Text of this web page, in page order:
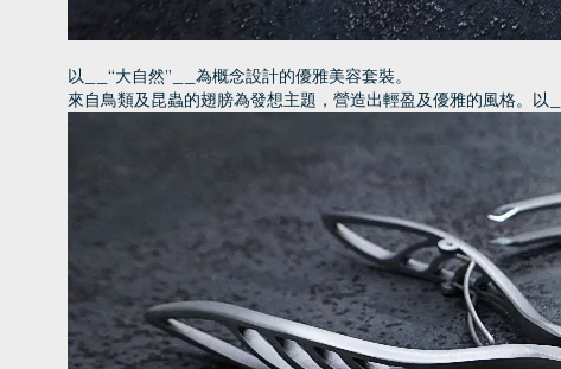
以__“大自然”__為概念設計的優雅美容套裝。
來自鳥類及昆蟲的翅膀為發想主題，營造出輕盈及優雅的風格。以